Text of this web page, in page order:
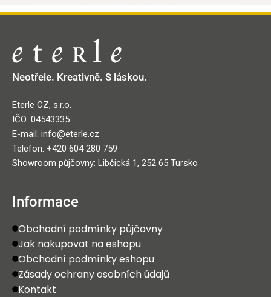
Neotřele. Kreativně. S láskou.
Eterle CZ, s.r.o.
IČO: 04543335
E-mail: info@eterle.cz
Telefon: +420 604 280 759
Showroom půjčovny: Libčická 1, 252 65 Tursko
Informace
Obchodní podmínky půjčovny
Jak nakupovat na eshopu
Obchodní podmínky eshopu
Zásady ochrany osobních údajů
Kontakt